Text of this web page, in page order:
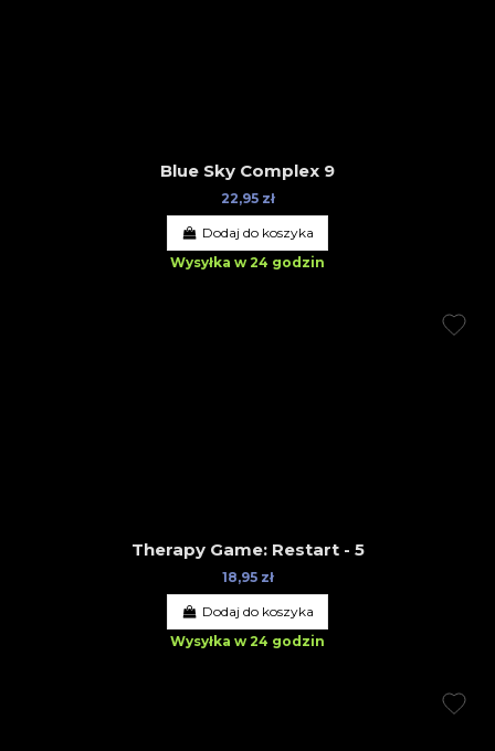
Blue Sky Complex 9
22,95 zł
Dodaj do koszyka
Wysyłka w 24 godzin
Therapy Game: Restart - 5
18,95 zł
Dodaj do koszyka
Wysyłka w 24 godzin